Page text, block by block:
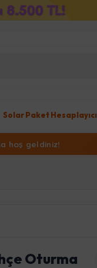
Solar Paket Hesaplayıcı
hoş geldiniz!
Oturma